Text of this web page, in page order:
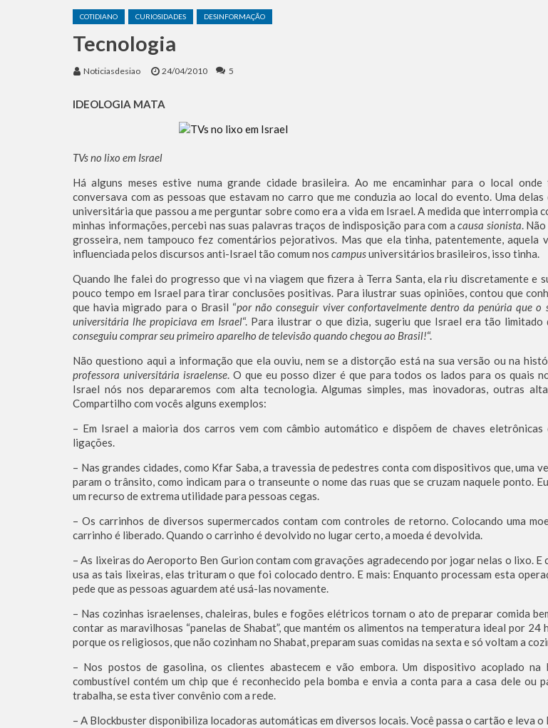
Irã Bloqueia Acesso Europeu à Agência de Notícias
Equipes de socorro das Forças de Defesa de Israel se preparam para
COTIDIANO CURIOSIDADES DESINFORMAÇÃO
Tecnologia
Noticiasdesiao 24/04/2010 5
IDEOLOGIA MATA
TVs no lixo em Israel
Há alguns meses estive numa grande cidade brasileira. Ao me encaminhar para o local
conversava com as pessoas que estavam no carro que me conduzia ao local do evento. Uma
universitária que passou a me perguntar sobre como era a vida em Israel. A medida que interrompia
minhas informações, percebi nas suas palavras traços de indisposição para com a causa sionista.
grosseira, nem tampouco fez comentários pejorativos. Mas que ela tinha, patentemente, aquela
influenciada pelos discursos anti-Israel tão comum nos campusuniversitários brasileiros, isso tinha.
Quando lhe falei do progresso que vi na viagem que fizera à Terra Santa, ela riu discretamente e
pouco tempo em Israel para tirar conclusões positivas. Para ilustrar suas opiniões, contou que
que havia migrado para o Brasil “por não conseguir viver confortavelmente dentro da penúria que o
universitária lhe propiciava em Israel“. Para ilustrar o que dizia, sugeriu que Israel era tão limitado
conseguiu comprar seu primeiro aparelho de televisão quando chegou ao Brasil!“.
Não questiono aqui a informação que ela ouviu, nem se a distorção está na sua versão ou na
professora universitária israelense. O que eu posso dizer é que para todos os lados para os quais
Israel nós nos depararemos com alta tecnologia. Algumas simples, mas inovadoras, outras
Compartilho com vocês alguns exemplos:
– Em Israel a maioria dos carros vem com câmbio automático e dispõem de chaves eletrônicas
ligações.
– Nas grandes cidades, como Kfar Saba, a travessia de pedestres conta com dispositivos que, uma
param o trânsito, como indicam para o transeunte o nome das ruas que se cruzam naquele ponto.
um recurso de extrema utilidade para pessoas cegas.
– Os carrinhos de diversos supermercados contam com controles de retorno. Colocando uma
carrinho é liberado. Quando o carrinho é devolvido no lugar certo, a moeda é devolvida.
– As lixeiras do Aeroporto Ben Gurion contam com gravações agradecendo por jogar nelas o lixo. E
usa as tais lixeiras, elas trituram o que foi colocado dentro. E mais: Enquanto processam esta
pede que as pessoas aguardem até usá-las novamente.
– Nas cozinhas israelenses, chaleiras, bules e fogões elétricos tornam o ato de preparar comida
contar as maravilhosas “panelas de Shabat”, que mantém os alimentos na temperatura ideal por 24
porque os religiosos, que não cozinham no Shabat, preparam suas comidas na sexta e só voltam a
– Nos postos de gasolina, os clientes abastecem e vão embora. Um dispositivo acoplado na
combustível contém um chip que é reconhecido pela bomba e envia a conta para a casa dele ou
trabalha, se esta tiver convênio com a rede.
– A Blockbuster disponibiliza locadoras automáticas em diversos locais. Você passa o cartão e leva o